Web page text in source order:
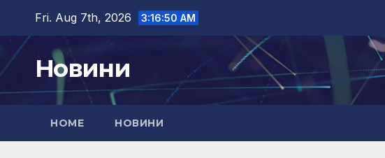
content
Fri. Aug 7th, 2026 3:16:52 AM
Новини
HOME НОВИНИ